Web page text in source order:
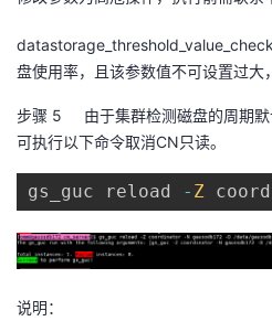
datastorage_threshold_value_check
盘使用率，且该参数值不可设置过大
步骤 5 由于集群检测磁盘的周期
可执行以下命令取消CN只读。
gs_guc reload - Z
说明：